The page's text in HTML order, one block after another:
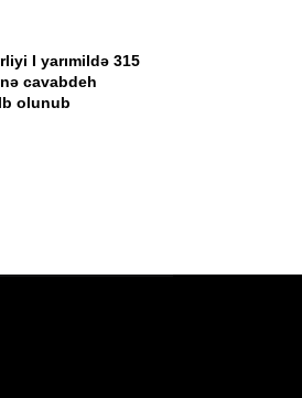
I yarımildə 315
cavabdeh
olunub